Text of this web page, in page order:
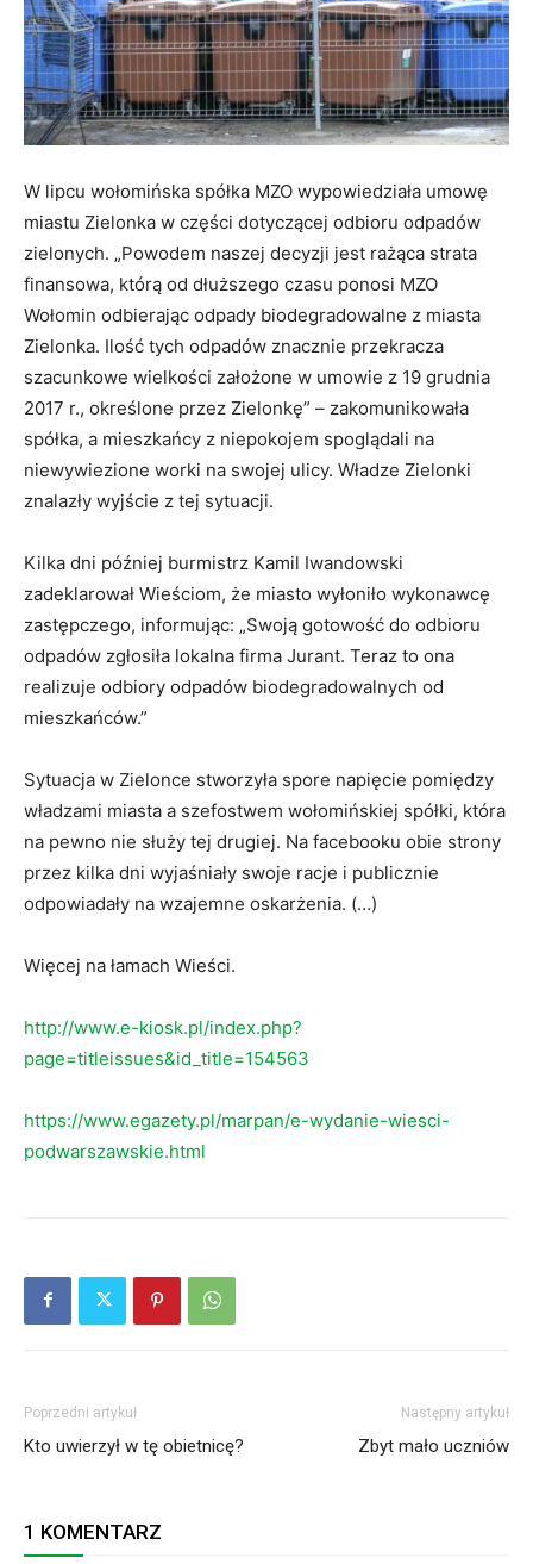
W lipcu wołomińska spółka MZO wypowiedziała umowę
miastu Zielonka w części dotyczącej odbioru odpadów
zielonych. „Powodem naszej decyzji jest rażąca strata
finansowa, którą od dłuższego czasu ponosi MZO
Wołomin odbierając odpady biodegradowalne z miasta
Zielonka. Ilość tych odpadów znacznie przekracza
szacunkowe wielkości założone w umowie z 19 grudnia
2017 r., określone przez Zielonkę” – zakomunikowała
spółka, a mieszkańcy z niepokojem spoglądali na
niewywiezione worki na swojej ulicy. Władze Zielonki
znalazły wyjście z tej sytuacji.
Kilka dni później burmistrz Kamil Iwandowski
zadeklarował Wieściom, że miasto wyłoniło wykonawcę
zastępczego, informując: „Swoją gotowość do odbioru
odpadów zgłosiła lokalna firma Jurant. Teraz to ona
realizuje odbiory odpadów biodegradowalnych od
mieszkańców.”
Sytuacja w Zielonce stworzyła spore napięcie pomiędzy
władzami miasta a szefostwem wołomińskiej spółki, która
na pewno nie służy tej drugiej. Na facebooku obie strony
przez kilka dni wyjaśniały swoje racje i publicznie
odpowiadały na wzajemne oskarżenia. (…)
Więcej na łamach Wieści.
http://www.e-kiosk.pl/index.php?
page=titleissues&id_title=154563
https://www.egazety.pl/marpan/e-wydanie-wiesci-
podwarszawskie.html
Poprzedni artykuł
Kto uwierzył w tę obietnicę?
Następny artykuł
Zbyt mało uczniów
1 KOMENTARZ